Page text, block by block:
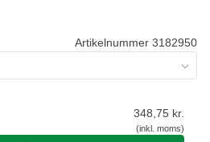
Artikelnummer 3182950
348,75 kr.
(inkl. moms)